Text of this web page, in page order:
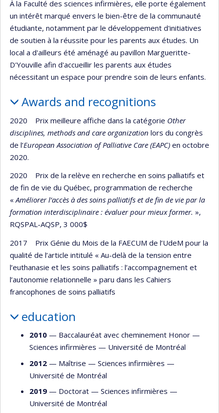
À la Faculté des sciences infirmières, elle porte également
un intérêt marqué envers le bien-être de la communauté
étudiante, notamment par le développement d'initiatives
de soutien à la réussite pour les parents aux études. Un
local a d'ailleurs été aménagé au pavillon Margueritte-
D'Youville afin d'accueillir les parents aux études
nécessitant un espace pour prendre soin de leurs enfants.
Awards and recognitions
2020 Prix meilleure affiche dans la catégorie Other
disciplines, methods and care organization lors du congrès
de l’European Association of Palliative Care (EAPC) en octobre
2020.
2020 Prix de la relève en recherche en soins palliatifs et
de fin de vie du Québec, programmation de recherche
«Améliorer l’accès à des soins palliatifs et de fin de vie par la
formation interdisciplinaire : évaluer pour mieux former. »,
RQSPAL-AQSP, 3 000$
2017 Prix Génie du Mois de la FAECUM de l’UdeM pour la
qualité de l’article intitulé « Au-delà de la tension entre
l’euthanasie et les soins palliatifs : l’accompagnement et
l’autonomie relationnelle » paru dans les Cahiers
francophones de soins palliatifs
education
2010 — Baccalauréat avec cheminement Honor —
Sciences infirmières — Université de Montréal
2012 — Maîtrise — Sciences infirmières —
Université de Montréal
2019 — Doctorat — Sciences infirmières —
Université de Montréal